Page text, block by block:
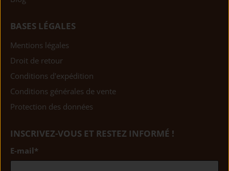
BASES LÉGALES
Mentions légales
Droit de retour
Conditions d'expédition
Conditions générales de vente
Protection des données
INSCRIVEZ-VOUS ET RESTEZ INFORMÉ !
E-mail*